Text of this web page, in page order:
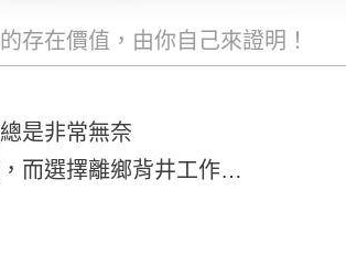
存在價值，由你自己來證明！
是非常無奈
而選擇離鄉背井工作…